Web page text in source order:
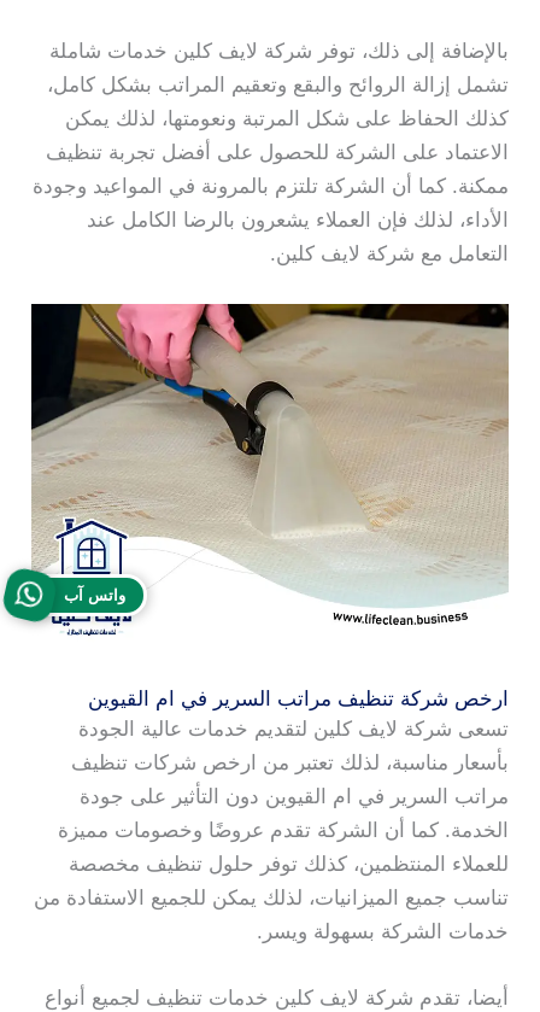
بالإضافة إلى ذلك، توفر شركة لايف كلين خدمات شاملة
تشمل إزالة الروائح والبقع وتعقيم المراتب بشكل كامل،
كذلك الحفاظ على شكل المرتبة ونعومتها، لذلك يمكن
الاعتماد على الشركة للحصول على أفضل تجربة تنظيف
ممكنة. كما أن الشركة تلتزم بالمرونة في المواعيد وجودة
الأداء، لذلك فإن العملاء يشعرون بالرضا الكامل عند
التعامل مع شركة لايف كلين.
ارخص شركة تنظيف مراتب السرير في ام القيوين
تسعى شركة لايف كلين لتقديم خدمات عالية الجودة
بأسعار مناسبة، لذلك تعتبر من ارخص شركات تنظيف
مراتب السرير في ام القيوين دون التأثير على جودة
الخدمة. كما أن الشركة تقدم عروضًا وخصومات مميزة
للعملاء المنتظمين، كذلك توفر حلول تنظيف مخصصة
تناسب جميع الميزانيات، لذلك يمكن للجميع الاستفادة من
خدمات الشركة بسهولة ويسر.
أيضا، تقدم شركة لايف كلين خدمات تنظيف لجميع أنواع
واتس آب